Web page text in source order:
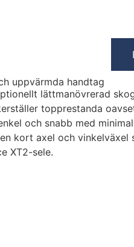
uppvärmda handtag
lättmanövrerad
topprestanda
och snabb med
kort axel och
XT2-sele.